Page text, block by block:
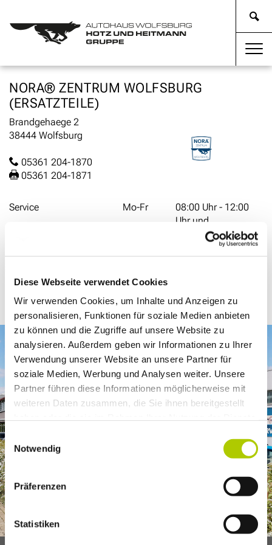
Diese Webseite verwendet Cookies
Wir verwenden Cookies, um Inhalte und Anzeigen zu
personalisieren, Funktionen für soziale Medien anbieten
zu können und die Zugriffe auf unsere Website zu
analysieren. Außerdem geben wir Informationen zu Ihrer
Verwendung unserer Website an unsere Partner für
soziale Medien, Werbung und Analysen weiter. Unsere
Partner führen diese Informationen möglicherweise mit
weiteren Daten zusammen, die Sie ihnen bereitgestellt
Einwilligungsauswahl
Notwendig
Präferenzen
Statistiken
NORA® ZENTRUM WOLFSBURG
(ERSATZTEILE)
Brandgehaege 2
38444 Wolfsburg
05361 204-1870
05361 204-1871
Service Mo-Fr
08:00 Uhr - 12:00
Uhr und
13:00 Uhr - 17:00
Sa
09:00 Uhr - 12:00